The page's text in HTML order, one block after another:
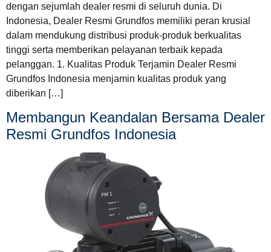
dengan sejumlah dealer resmi di seluruh dunia. Di
Indonesia, Dealer Resmi Grundfos memiliki peran krusial
dalam mendukung distribusi produk-produk berkualitas
tinggi serta memberikan pelayanan terbaik kepada
pelanggan. 1. Kualitas Produk Terjamin Dealer Resmi
Grundfos Indonesia menjamin kualitas produk yang
diberikan […]
Membangun Keandalan Bersama Dealer
Resmi Grundfos Indonesia